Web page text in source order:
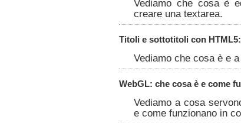
Vediamo che cosa è
creare una textarea.
Titoli e sottotitoli con
Vediamo che cosa è e
WebGL: che cosa è e come
Vediamo a cosa
e come funzionano in